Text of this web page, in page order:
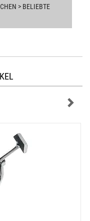
> BELIEBTE